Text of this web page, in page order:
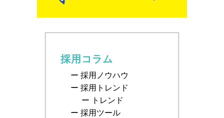
採用コラム
採用ノウハウ
採用トレンド
トレンド
採用ツール